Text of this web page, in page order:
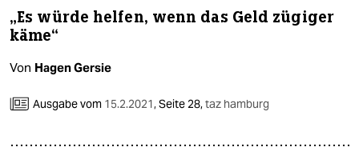
„Es würde helfen, wenn das Geld zügiger
käme“
Von Hagen Gersie
Ausgabe vom 15.2.2021,Seite 28,taz hamburg